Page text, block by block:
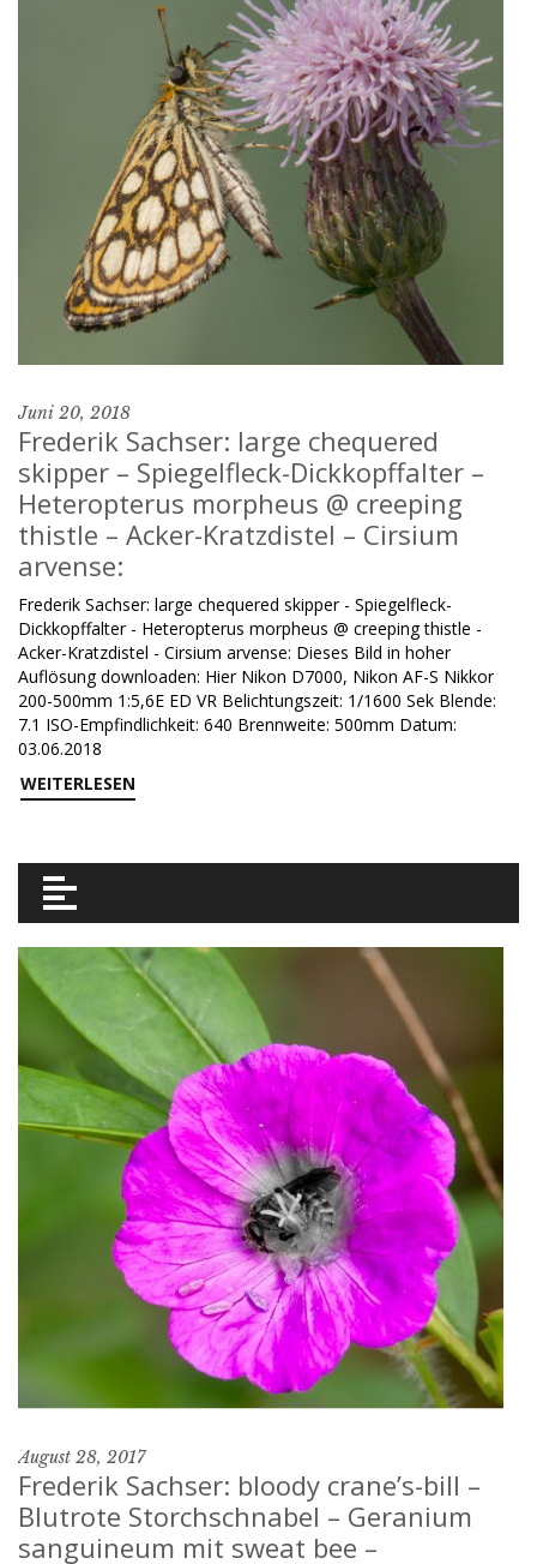
Juni 20, 2018
Frederik Sachser: large chequered
skipper – Spiegelfleck-Dickkopffalter –
Heteropterus morpheus @ creeping
thistle – Acker-Kratzdistel – Cirsium
arvense:
Frederik Sachser: large chequered skipper - Spiegelfleck-
Dickkopffalter - Heteropterus morpheus @ creeping thistle -
Acker-Kratzdistel - Cirsium arvense: Dieses Bild in hoher
Auflösung downloaden: Hier Nikon D7000, Nikon AF-S Nikkor
200-500mm 1:5,6E ED VR Belichtungszeit: 1/1600 Sek Blende:
7.1 ISO-Empfindlichkeit: 640 Brennweite: 500mm Datum:
03.06.2018
WEITERLESEN
August 28, 2017
Frederik Sachser: bloody crane’s-bill –
Blutrote Storchschnabel – Geranium
sanguineum mit sweat bee –